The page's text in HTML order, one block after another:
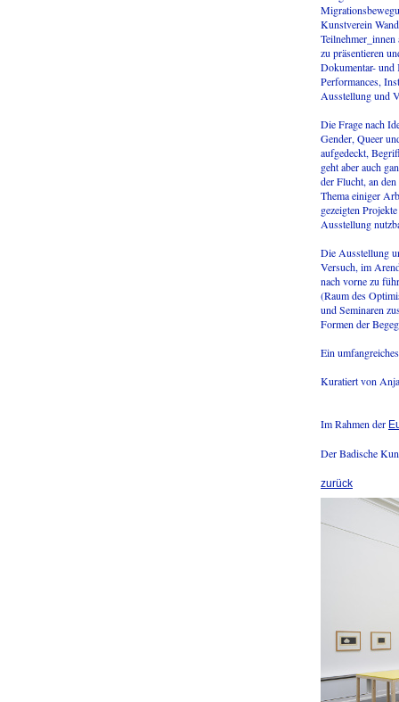
Kunstverein
zu präsentieren
Dokumentar- und
Performances,
Ausstellung und
Die Frage nach
Gender, Queer
aufgedeckt,
geht aber auch
der Flucht, an
Thema einiger
gezeigten
Ausstellung
Die Ausstellung
Versuch, im
nach vorne zu
(Raum des
und Seminaren
Formen der
Ein
Kuratiert von
Im Rahmen der
Der Badische
zurück